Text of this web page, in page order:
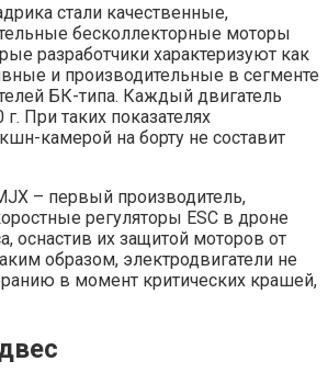
стали качественные,
бесколлекторные моторы
разработчики характеризуют как
и производительные в сегменте
БК-типа. Каждый двигатель
При таких показателях
камерой на борту не составит
– первый производитель,
регуляторы ESC в дроне
оснастив их защитой моторов от
образом, электродвигатели не
в момент критических крашей,